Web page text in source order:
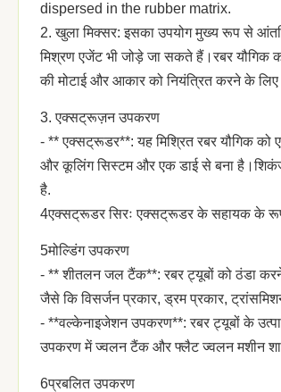
dispersed in the rubber matrix.
2. खुला मिक्सर: इसका उपयोग मुख्य रूप से
मिश्रण एजेंट भी जोड़े जा सकते हैं।रबर यौगिक को
की मोटाई और आकार को नियंत्रित करने के
3. एक्सट्रूज़न उपकरण
- ** एक्सट्रूडर**: यह मिश्रित रबर यौगिक
और कूलिंग सिस्टम और एक डाई से बना
है.
4एक्सट्रूडर सिरः एक्सट्रूडर के सहायक के रूप
5मोल्डिंग उपकरण
- ** शीतलन जल टैंक**: रबर ट्यूबों को ठंडा
जैसे कि विसर्जन प्रकार, ड्रम प्रकार,
- **वल्केनाइजेशन उपकरण**: रबर ट्यूबों के
उपकरण में ज्वलन टैंक और फ्लैट ज्वलन मशीन
6प्रबलित उपकरण